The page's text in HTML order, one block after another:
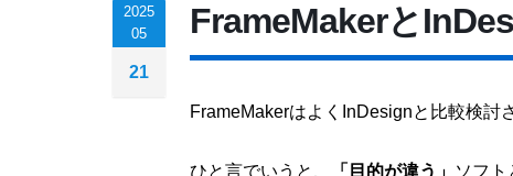
2025
05
21
FrameMakerと
FrameMakerはよくInDesignと比較検討
ひと言でいうと、 「目的が違う」 ソフト